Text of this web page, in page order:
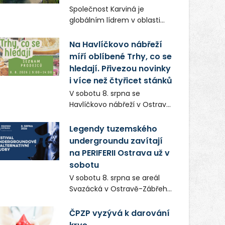
moravskoslezskou metropoli
nevybrali náhodou – její
přirozenou součástí příběhu
bývalého boxerského
šampiona Hoffa (Milan
Ondrík), jenž se po letech
vrací do světa vrcholových
zápasů, tentokrát v MMA.
Společnost Karviná je
globálním lídrem v oblasti
systémů, stabilním
zaměstnavatelem na
Karvinsku a firmou s
obrovským potenciálem.
Na Havlíčkovo nábřeží
míří oblíbené Trhy, co se
hledají. Přivezou novinky
i více než čtyřicet stánků
V sobotu 8. srpna se
Havlíčkovo nábřeží v Ostravě
vůní, chutí a poctivých
lokálních výrobků. Trhy, co se
hledají tentokrát nabídnou
více než čtyřicet pečlivě
vybraných stánků s kvalitní
gastronomií, farmářskými
produkty, designem i
Návštěvníci se mohou těšit
Legendy tuzemského
undergroundu zavítají
na PERIFERII Ostrava už v
sobotu
V sobotu 8. srpna se areál
Svazácká v Ostravě-Zábřehu
undergroundové a
alternativní hudby. Uskuteční
ČPZP vyzývá k darování